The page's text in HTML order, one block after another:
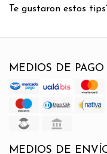
Te gustaron estos
MEDIOS DE PAGO
MEDIOS DE